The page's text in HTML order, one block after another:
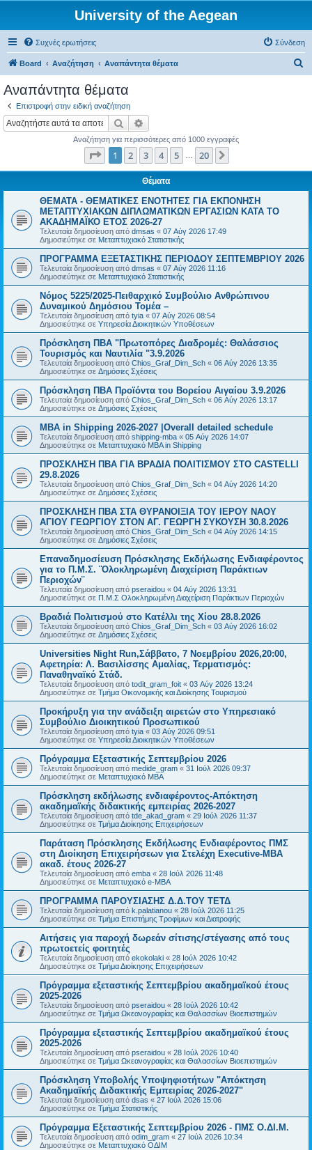
University of the Aegean
Συχνές ερωτήσεις Σύνδεση
Board Αναζήτηση Αναπάντητα θέματα
Αναπάντητα θέματα
Επιστροφή στην ειδική αναζήτηση
Αναζήτηση
Αναζήτηση για περισσότερες από 1000 εγγραφές
Σελίδα από20
1 2 3 4 5 20
Θέματα
ΘΕΜΑΤΑ - ΘΕΜΑΤΙΚΕΣ ΕΝΟΤΗΤΕΣ ΓΙΑ ΕΚΠΟΝΗΣΗ
ΜΕΤΑΠΤΥΧΙΑΚΩΝ ΔΙΠΛΩΜΑΤΙΚΩΝ ΕΡΓΑΣΙΩΝ ΚΑΤΑ ΤΟ
ΑΚΑΔΗΜΑΪΚΟ ΕΤΟΣ 2026-27
Τελευταία δημοσίευση από dmsas « 07 Αύγ 2026 17:49
Δημοσιεύτηκε σε Μεταπτυχιακό Στατιστικής
ΠΡΟΓΡΑΜΜΑ ΕΞΕΤΑΣΤΙΚΗΣ ΠΕΡΙΟΔΟΥ ΣΕΠΤΕΜΒΡΙΟΥ 2026
Τελευταία δημοσίευση από dmsas « 07 Αύγ 2026 11:16
Δημοσιεύτηκε σε Μεταπτυχιακό Στατιστικής
Νόμος 5225/2025-Πειθαρχικό Συμβούλιο Ανθρώπινου
Δυναμικού Δημόσιου Τομέα –
Τελευταία δημοσίευση από tyia « 07 Αύγ 2026 08:54
Δημοσιεύτηκε σε Υπηρεσία Διοικητικών Υποθέσεων
Πρόσκληση ΠΒΑ "Πρωτοπόρες Διαδρομές: Θαλάσσιος
Τουρισμός και Ναυτιλία "3.9.2026
Τελευταία δημοσίευση από Chios_Graf_Dim_Sch « 06 Αύγ 2026 13:35
Δημοσιεύτηκε σε Δημόσιες Σχέσεις
Πρόσκληση ΠΒΑ Προϊόντα του Βορείου Αιγαίου 3.9.2026
Τελευταία δημοσίευση από Chios_Graf_Dim_Sch « 06 Αύγ 2026 13:17
Δημοσιεύτηκε σε Δημόσιες Σχέσεις
MBA in Shipping 2026-2027 |Overall detailed schedule
Τελευταία δημοσίευση από shipping-mba « 05 Αύγ 2026 14:07
Δημοσιεύτηκε σε Μεταπτυχιακό MBA in Shipping
ΠΡΟΣΚΛΗΣΗ ΠΒΑ ΓΙΑ ΒΡΑΔΙΑ ΠΟΛΙΤΙΣΜΟΥ ΣΤΟ CASTELLI
29.8.2026
Τελευταία δημοσίευση από Chios_Graf_Dim_Sch « 04 Αύγ 2026 14:20
Δημοσιεύτηκε σε Δημόσιες Σχέσεις
ΠΡΟΣΚΛΗΣΗ ΠΒΑ ΣΤΑ ΘΥΡΑΝΟΙΞΙΑ ΤΟΥ ΙΕΡΟΥ ΝΑΟΥ
ΑΓΙΟΥ ΓΕΩΡΓΙΟΥ ΣΤΟΝ ΑΓ. ΓΕΩΡΓΗ ΣΥΚΟΥΣΗ 30.8.2026
Τελευταία δημοσίευση από Chios_Graf_Dim_Sch « 04 Αύγ 2026 14:15
Δημοσιεύτηκε σε Δημόσιες Σχέσεις
Επαναδημοσίευση Πρόσκλησης Εκδήλωσης Ενδιαφέροντος
για το Π.Μ.Σ. ¨Ολοκληρωμένη Διαχείριση Παράκτιων
Περιοχών¨
Τελευταία δημοσίευση από pseraidou « 04 Αύγ 2026 13:31
Δημοσιεύτηκε σε Π.Μ.Σ Ολοκληρωμένη Διαχείριση Παράκτιων Περιοχών
Βραδιά Πολιτισμού στο Κατέλλι της Χίου 28.8.2026
Τελευταία δημοσίευση από Chios_Graf_Dim_Sch « 03 Αύγ 2026 16:02
Δημοσιεύτηκε σε Δημόσιες Σχέσεις
Universities Night Run,Σάββατο, 7 Νοεμβρίου 2026,20:00,
Αφετηρία: Λ. Βασιλίσσης Αμαλίας, Τερματισμός:
Παναθηναϊκό Στάδ.
Τελευταία δημοσίευση από todit_gram_foit « 03 Αύγ 2026 13:24
Δημοσιεύτηκε σε Τμήμα Οικονομικής και Διοίκησης Τουρισμού
Προκήρυξη για την ανάδειξη αιρετών στο Υπηρεσιακό
Συμβούλιο Διοικητικού Προσωπικού
Τελευταία δημοσίευση από tyia « 03 Αύγ 2026 09:51
Δημοσιεύτηκε σε Υπηρεσία Διοικητικών Υποθέσεων
Πρόγραμμα Εξεταστικής Σεπτεμβρίου 2026
Τελευταία δημοσίευση από medide_gram « 31 Ιούλ 2026 09:37
Δημοσιεύτηκε σε Μεταπτυχιακό MBA
Πρόσκληση εκδήλωσης ενδιαφέροντος-Απόκτηση
ακαδημαϊκής διδακτικής εμπειρίας 2026-2027
Τελευταία δημοσίευση από tde_akad_gram « 29 Ιούλ 2026 11:37
Δημοσιεύτηκε σε Τμήμα Διοίκησης Επιχειρήσεων
Παράταση Πρόσκλησης Εκδήλωσης Ενδιαφέροντος ΠΜΣ
στη Διοίκηση Επιχειρήσεων για Στελέχη Executive-MBΑ
ακαδ. έτους 2026-27
Τελευταία δημοσίευση από emba « 28 Ιούλ 2026 11:48
Δημοσιεύτηκε σε Μεταπτυχιακό e-MBA
ΠΡΟΓΡΑΜΜΑ ΠΑΡΟΥΣΙΑΣΗΣ Δ.Δ.ΤΟΥ ΤΕΤΔ
Τελευταία δημοσίευση από k.palatianou « 28 Ιούλ 2026 11:25
Δημοσιεύτηκε σε Τμήμα Επιστήμης Τροφίμων και Διατροφής
Αιτήσεις για παροχή δωρεάν σίτισης/στέγασης από τους
πρωτοετείς φοιτητές
Τελευταία δημοσίευση από ekokolaki « 28 Ιούλ 2026 10:42
Δημοσιεύτηκε σε Τμήμα Διοίκησης Επιχειρήσεων
Πρόγραμμα εξεταστικής Σεπτεμβρίου ακαδημαϊκού έτους
2025-2026
Τελευταία δημοσίευση από pseraidou « 28 Ιούλ 2026 10:42
Δημοσιεύτηκε σε Τμήμα Ωκεανογραφίας και Θαλασσίων Βιοεπιστημών
Πρόγραμμα εξεταστικής Σεπτεμβρίου ακαδημαϊκού έτους
2025-2026
Τελευταία δημοσίευση από pseraidou « 28 Ιούλ 2026 10:40
Δημοσιεύτηκε σε Τμήμα Ωκεανογραφίας και Θαλασσίων Βιοεπιστημών
Πρόσκληση Υποβολής Υποψηφιοτήτων "Απόκτηση
Ακαδημαϊκής Διδακτικής Εμπειρίας 2026-2027"
Τελευταία δημοσίευση από dsas « 27 Ιούλ 2026 15:06
Δημοσιεύτηκε σε Τμήμα Στατιστικής
Πρόγραμμα Εξεταστικής Σεπτεμβρίου 2026 - ΠΜΣ Ο.ΔΙ.Μ.
Τελευταία δημοσίευση από odim_gram « 27 Ιούλ 2026 10:34
Δημοσιεύτηκε σε Μεταπτυχιακό ΟΔΙΜ